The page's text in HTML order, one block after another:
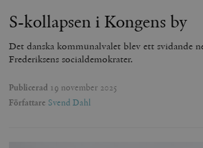
S-kollapsen i Kongens by
Det danska kommunalvalet blev ett svidande
Frederiksens socialdemokrater.
Publicerad 19 november 2025
Författare Svend Dahl